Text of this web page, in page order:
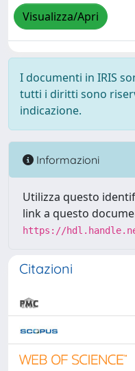
Visualizza/Apri
I documenti in IRIS
tutti i diritti sono
indicazione.
Informazioni
Utilizza questo
link a questo
https://
Citazioni